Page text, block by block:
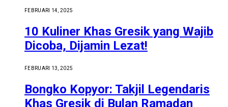
FEBRUARI 14, 2025
10 Kuliner Khas Gresik yang Wajib
Dicoba, Dijamin Lezat!
FEBRUARI 13, 2025
Bongko Kopyor: Takjil Legendaris
Khas Gresik di Bulan Ramadan